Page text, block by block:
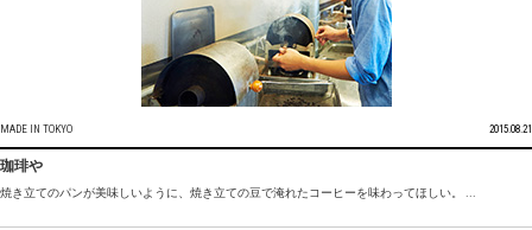
MADE IN TOKYO 2015.08.21
珈琲や
焼き立てのパンが美味しいように、焼き立ての豆で淹れたコーヒーを味わってほしい。 ...